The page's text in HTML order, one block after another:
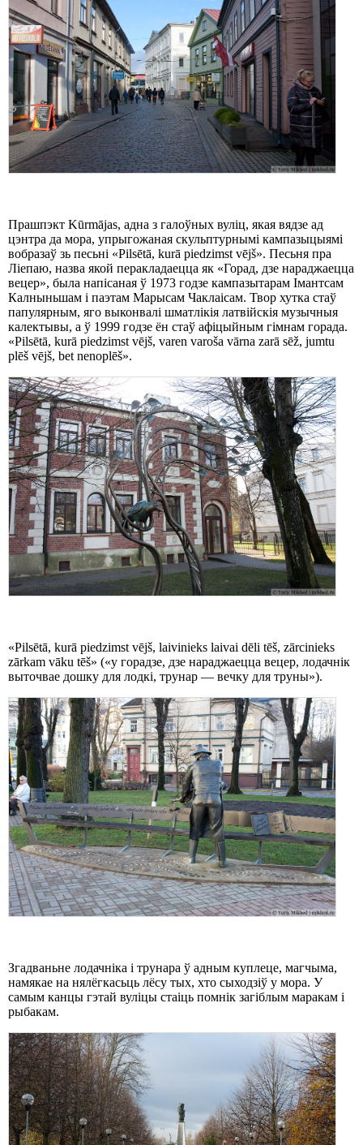
Прашпэкт Kūrmājas, адна з галоўных вуліц, якая вядзе ад
цэнтра да мора, упрыгожаная скульптурнымі кампазыцыямі
вобразаў зь песьні «Pilsētā, kurā piedzimst vējš». Песьня пра
Ліепаю, назва якой перакладаецца як «Горад, дзе нараджаецца
вецер», была напісаная ў 1973 годзе кампазытарам Імантсам
Калныньшам і паэтам Марысам Чаклаісам. Твор хутка стаў
папулярным, яго выконвалі шматлікія латвійскія музычныя
калектывы, а ў 1999 годзе ён стаў афіцыйным гімнам горада.
«Pilsētā, kurā piedzimst vējš, varen varoša vārna zarā sēž, jumtu
plēš vējš, bet nenoplēš».
«Pilsētā, kurā piedzimst vējš, laivinieks laivai dēli tēš, zārcinieks
zārkam vāku tēš» («у горадзе, дзе нараджаецца вецер, лодачнік
выточвае дошку для лодкі, трунар — вечку для труны»).
Згадваньне лодачніка і трунара ў адным куплеце, магчыма,
намякае на нялёгкасьць лёсу тых, хто сыходзіў у мора. У
самым канцы гэтай вуліцы стаіць помнік загіблым маракам і
рыбакам.